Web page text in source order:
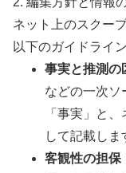
ネット上のスクー
以下のガイドライ
事実と推測の
などの一次ソ
「事実」と
して記載しま
客観性の担保